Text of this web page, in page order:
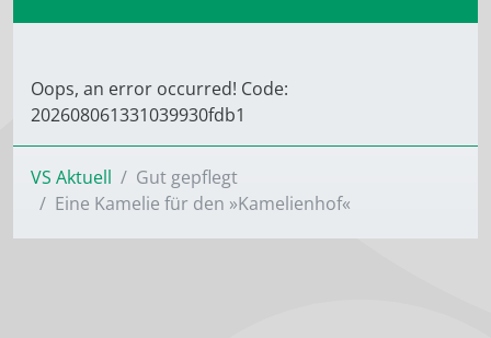
Oops, an error occurred! Code:
202608061331039930fdb1
VS Aktuell
Gut gepflegt
Eine Kamelie für den »Kamelienhof«